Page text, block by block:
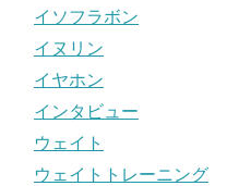
イソフラボン
イヌリン
イヤホン
インタビュー
ウェイト
ウェイトトレーニング